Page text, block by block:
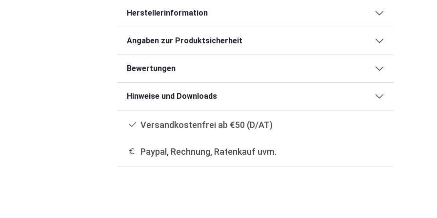
Herstellerinformation
Angaben zur Produktsicherheit
Bewertungen
Hinweise und Downloads
Versandkostenfrei ab €50 (D/AT)
Paypal, Rechnung, Ratenkauf uvm.